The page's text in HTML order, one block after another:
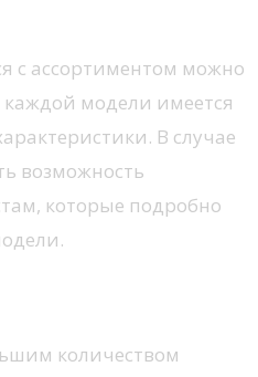
с ассортиментом можно
модели имеется
В случае
возможность
которые подробно
количеством